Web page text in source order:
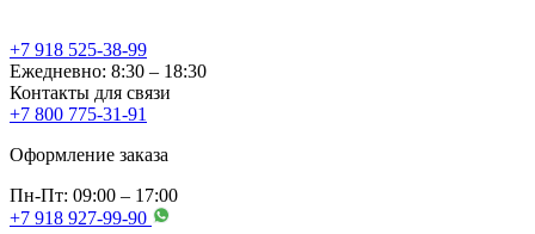
+7 918 525-38-99
Ежедневно: 8:30 – 18:30
Контакты для связи
+7 800 775-31-91
Оформление заказа
Пн-Пт: 09:00 – 17:00
+7 918 927-99-90